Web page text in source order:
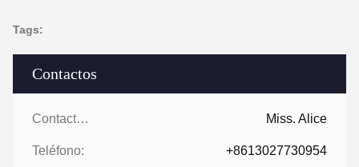
Contactos
Contactos: Miss. Alice
Teléfono: +8613027730954
Tags: